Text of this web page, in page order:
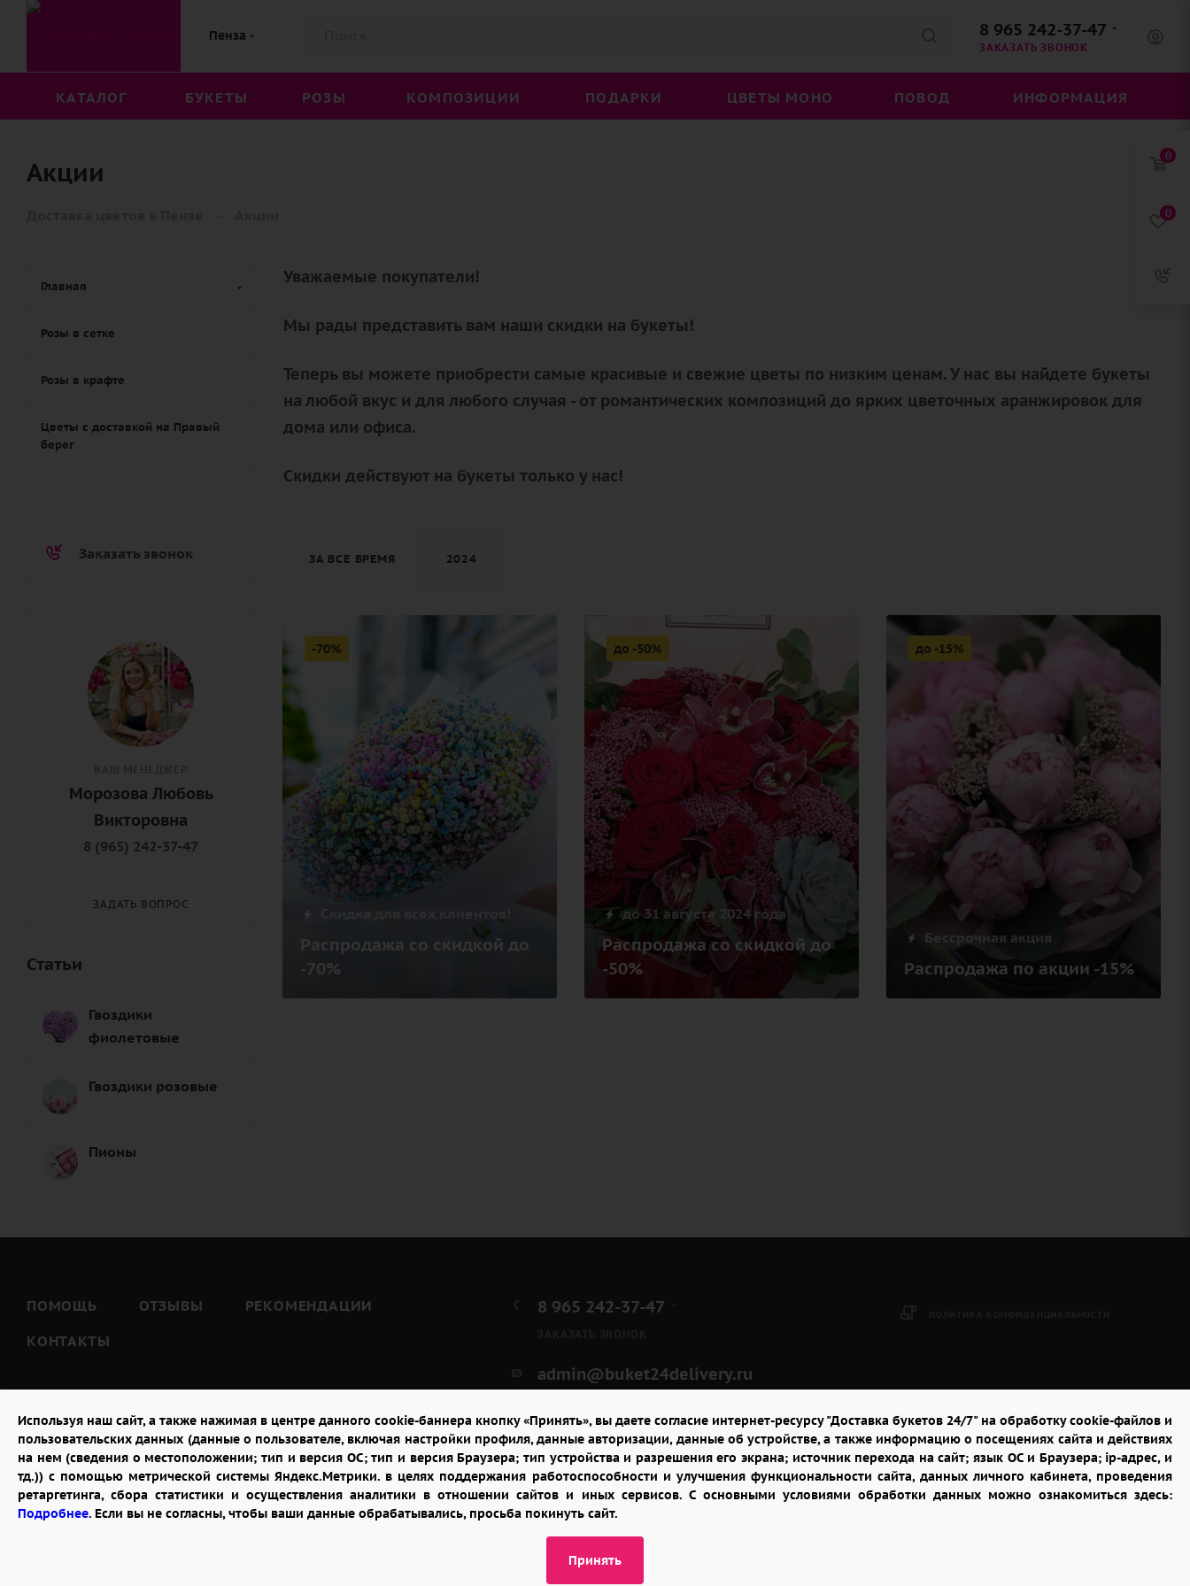
Используя наш сайт, а также нажимая в центре данного cookie-баннера кнопку «Принять», вы даете согласие интернет-ресурсу "Доставка букетов 24/7" на обработку cookie-файлов и
пользовательских данных (данные о пользователе, включая настройки профиля, данные авторизации, данные об устройстве, а также информацию о посещениях сайта и действиях
на нем (сведения о местоположении; тип и версия ОС; тип и версия Браузера; тип устройства и разрешения его экрана; источник перехода на сайт; язык ОС и Браузера; ip-адрес, и
тд.)) с помощью метрической системы Яндекс.Метрики. в целях поддержания работоспособности и улучшения функциональности сайта, данных личного кабинета, проведения
ретаргетинга, сбора статистики и осуществления аналитики в отношении сайтов и иных сервисов. С основными условиями обработки данных можно ознакомиться здесь:
Подробнее. Если вы не согласны, чтобы ваши данные обрабатывались, просьба покинуть сайт.
Принять
Пенза 8 965 242-37-47
ЗАКАЗАТЬ ЗВОНОК
КАТАЛОГ БУКЕТЫ РОЗЫ КОМПОЗИЦИИ ПОДАРКИ ЦВЕТЫ МОНО ПОВОД ИНФОРМАЦИЯ
Акции
Уважаемые покупатели!
Мы рады представить вам наши скидки на букеты!
Теперь вы можете приобрести самые красивые и свежие цветы по низким ценам. У нас вы найдете букеты
на любой вкус и для любого случая - от романтических композиций до ярких цветочных аранжировок для
дома или офиса.
Скидки действуют на букеты только у нас!
ЗА ВСЕ ВРЕМЯ 2024
Распродажа со скидкой до
-70%
-70%
до 31 августа 2024 года
Распродажа со скидкой до
-50%
до -50%
Бессрочная акция
Распродажа по акции -15%
до -15%
Главная
Розы в сетке
Розы в крафте
Цветы с доставкой на Правый
берег
Заказать звонок
Морозова Любовь
Викторовна
8 (965) 242-37-47
ЗАДАТЬ ВОПРОС
Статьи
Гвоздики
фиолетовые
Гвоздики розовые
Пионы
ПОМОЩЬ ОТЗЫВЫ
РЕКОМЕНДАЦИИ
КОНТАКТЫ
8 965 242-37-47
admin@buket24delivery.ru
ул. Красная Горка д. 36А,
ТЦ «Южный»
2026 © "Доставка цветов в Пензе"
0
0